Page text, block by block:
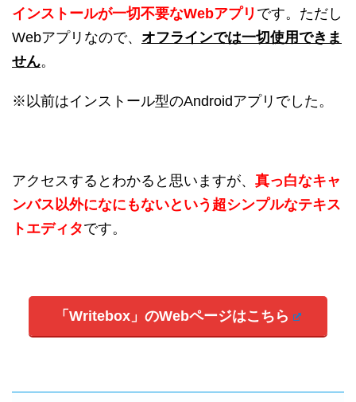
インストールが一切不要なWebアプリ です。ただし
Webアプリなので、 オフラインでは一切使用できま
せん。
※以前はインストール型のAndroidアプリでした。
アクセスするとわかると思いますが、 真っ白なキャ
ンバス以外になにもないという超シンプルなテキス
トエディタです。
「Writebox」のWebページはこちら